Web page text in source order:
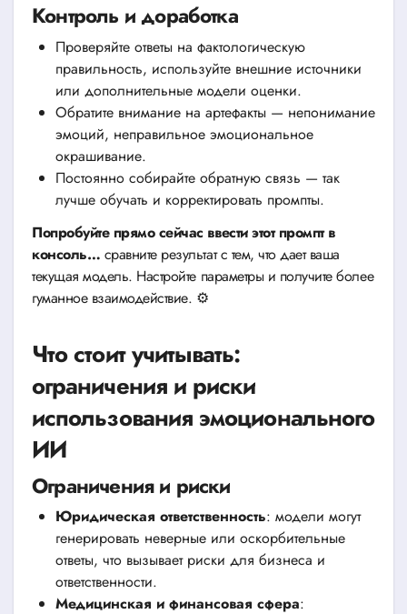
Контроль и доработка
Проверяйте ответы на фактологическую
правильность, используйте внешние источники
или дополнительные модели оценки.
Обратите внимание на артефакты — непонимание
эмоций, неправильное эмоциональное
окрашивание.
Постоянно собирайте обратную связь — так
лучше обучать и корректировать промпты.
Попробуйте прямо сейчас ввести этот промпт в
консоль… сравните результат с тем, что дает ваша
текущая модель. Настройте параметры и получите более
гуманное взаимодействие. ⚙️
Что стоит учитывать:
ограничения и риски
использования эмоционального
ИИ
Ограничения и риски
Юридическая ответственность: модели могут
генерировать неверные или оскорбительные
ответы, что вызывает риски для бизнеса и
ответственности.
Медицинская и финансовая сфера: